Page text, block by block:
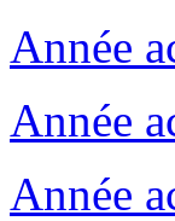
Année
Année
Année